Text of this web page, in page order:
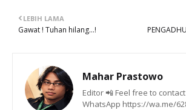
LEBIH LAMA
Gawat ! Tuhan hilang...!
Mahar Prastowo
Editor 📲 Feel free to
WhatsApp https://wa.me/